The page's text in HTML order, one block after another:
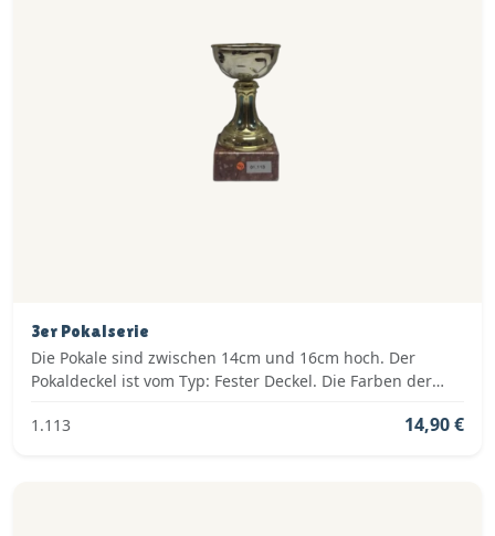
3er Pokalserie
Die Pokale sind zwischen 14cm und 16cm hoch. Der
Pokaldeckel ist vom Typ: Fester Deckel. Die Farben der
1.113
14,90 €